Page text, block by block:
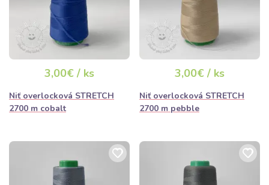
3,00€ / ks
Niť overlocková STRETCH
2700 m cobalt
3,00€ / ks
Niť overlocková STRETCH
2700 m pebble